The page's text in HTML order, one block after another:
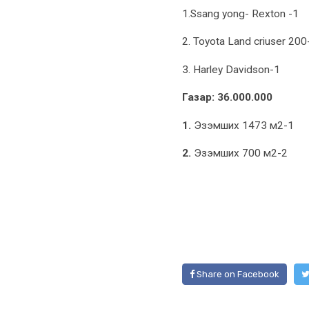
1.Ssang yong- Rexton -1
2. Toyota Land criuser
3. Harley Davidson-1
Газар: 36.000.000
1. Эзэмших 1473 м2-1
2. Эзэмших 700 м2-2
Share on Facebook